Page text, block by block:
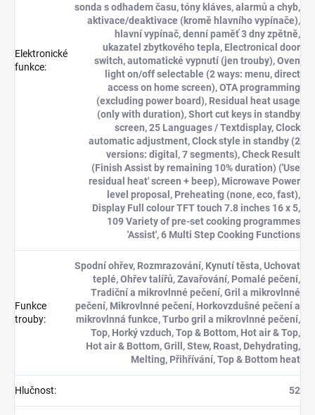
Elektronické
funkce:
sonda s odhadem času, tóny kláves, alarmů a chyb,
aktivace/deaktivace (kromě hlavního vypínače),
hlavní vypínač, denní paměť 3 dny zpětně,
ukazatel zbytkového tepla, Electronical door
switch, automatické vypnutí (jen trouby), Oven
light on/off selectable (2 ways: menu, direct
access on home screen), OTA programming
(excluding power board), Residual heat usage
(only with duration), Short cut keys in standby
screen, 25 Languages / Textdisplay, Clock
automatic adjustment, Clock style in standby (2
versions: digital, 7 segments), Check Result
(Finish Assist by remaining 10% duration) ('Use
residual heat' screen + beep), Microwave Power
level proposal, Preheating (none, eco, fast),
Display Full colour TFT touch 7.8 inches 16 x 5,
109 Variety of pre-set cooking programmes
'Assist', 6 Multi Step Cooking Functions
Funkce
trouby:
Spodní ohřev, Rozmrazování, Kynutí těsta, Uchovat
teplé, Ohřev talířů, Zavařování, Pomalé pečení,
Tradiční a mikrovlnné pečení, Gril a mikrovlnné
pečení, Mikrovlnné pečení, Horkovzdušné pečení a
mikrovlnná funkce, Turbo gril a mikrovlnné pečení,
Top, Horký vzduch, Top & Bottom, Hot air & Top,
Hot air & Bottom, Grill, Stew, Roast, Dehydrating,
Melting, Přihřívání, Top & Bottom heat
Hlučnost: 52